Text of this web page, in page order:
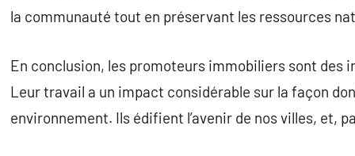
la communauté tout en préservant les ressources
En conclusion, les promoteurs immobiliers sont des
Leur travail a un impact considérable sur la façon
environnement. Ils édifient l’avenir de nos villes, et,